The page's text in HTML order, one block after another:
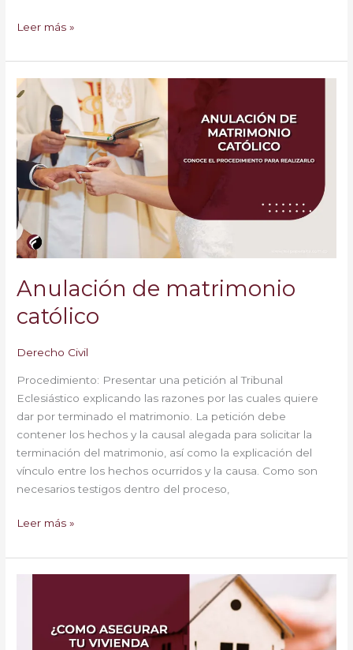
Leer más »
Anulación de matrimonio
católico
Derecho Civil
Procedimiento: Presentar una petición al Tribunal
Eclesiástico explicando las razones por las cuales quiere
dar por terminado el matrimonio. La petición debe
contener los hechos y la causal alegada para solicitar la
terminación del matrimonio, así como la explicación del
vínculo entre los hechos ocurridos y la causa. Como son
necesarios testigos dentro del proceso,
Anulación
matrimonio
católico
Leer más »
vivienda